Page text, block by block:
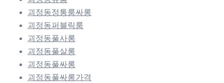
괴정동정통룸싸롱
괴정동퍼블릭룸
괴정동풀사롱
괴정동풀살롱
괴정동풀싸롱
괴정동풀싸롱가격